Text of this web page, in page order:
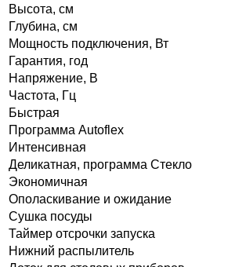
Высота, см
Глубина, см
Мощность подключения, Вт
Гарантия, год
Напряжение, В
Частота, Гц
Быстрая
Программа Autoflex
Интенсивная
Деликатная, программа Стекло
Экономичная
Ополаскивание и ожидание
Сушка посуды
Таймер отсрочки запуска
Нижний распылитель